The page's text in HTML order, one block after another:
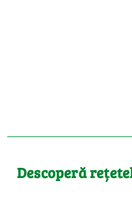
Descoperă